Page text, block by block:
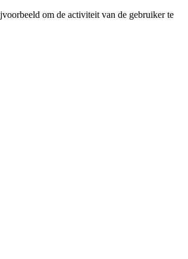
om de activiteit van de gebruiker te